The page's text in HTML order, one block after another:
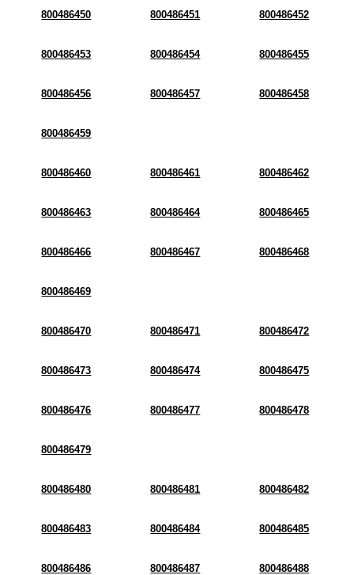
800486450 800486451 800486452
800486453 800486454 800486455
800486456 800486457 800486458
800486459
800486460 800486461 800486462
800486463 800486464 800486465
800486466 800486467 800486468
800486469
800486470 800486471 800486472
800486473 800486474 800486475
800486476 800486477 800486478
800486479
800486480 800486481 800486482
800486483 800486484 800486485
800486486 800486487 800486488